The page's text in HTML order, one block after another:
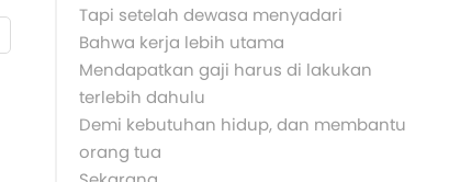
Tapi setelah dewasa menyadari
Bahwa kerja lebih utama
Mendapatkan gaji harus di lakukan
terlebih dahulu
Demi kebutuhan hidup, dan membantu
orang tua